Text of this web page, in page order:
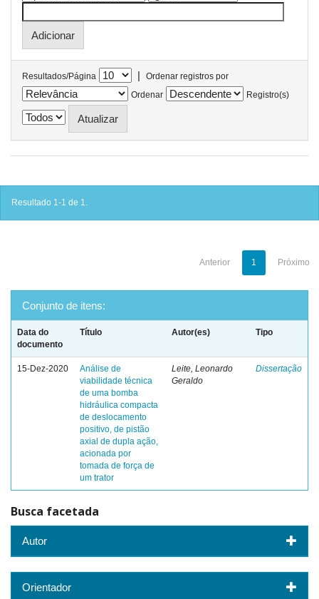
Resultados/Página |
Ordenar registros por
Ordenar
Registro(s)
Resultado 1-1 de 1.
Anterior 1 Próximo
Conjunto de itens:
Data do
documento
Título Autor(es) Tipo
15-Dez-2020
Análise de
viabilidade técnica
de uma bomba
hidráulica compacta
de deslocamento
positivo, de pistão
axial de dupla ação,
acionada por
tomada de força de
um trator
Leite, Leonardo
Geraldo
Dissertação
Busca facetada
Autor
Orientador